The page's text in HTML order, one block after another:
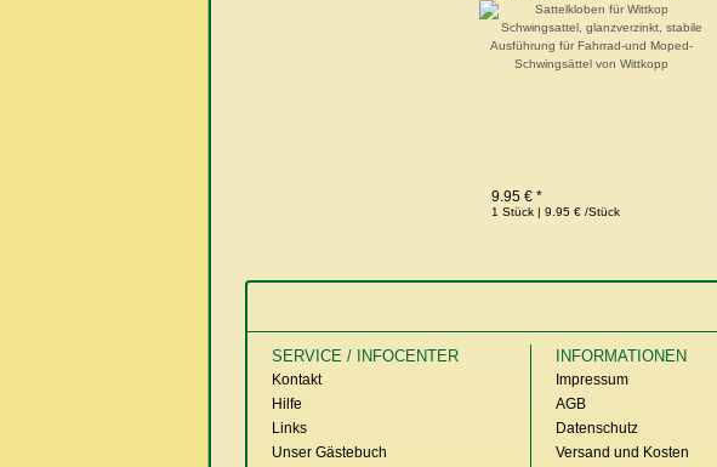
9.95 € *
1 Stück | 9.95 € /Stück
SERVICE / INFOCENTER
Kontakt
Hilfe
Links
Unser Gästebuch
INFORMATIONEN
Impressum
AGB
Datenschutz
Versand und Kosten